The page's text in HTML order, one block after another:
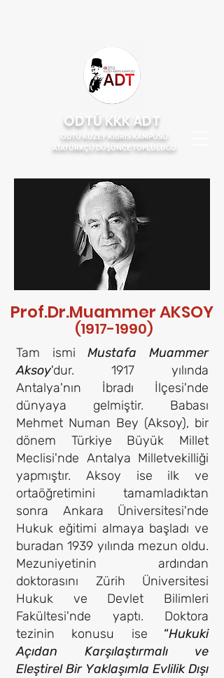
ODTÜ KKK ADT
ODTÜ KUZEY KIBRIS KAMPÜSÜ
ATATÜRKÇÜ DÜŞÜNCE TOPLULUĞU
Prof.Dr.Muammer AKSOY
(1917-1990)
Tam ismiMustafa Muammer
Aksoy'dur. 1917 yılında
Antalya'nın İbradı İlçesi'nde
dünyaya gelmiştir. Babası
Mehmet Numan Bey (Aksoy), bir
dönem Türkiye Büyük Millet
Meclisi'nde Antalya Milletvekilliği
yapmıştır. Aksoy ise ilk ve
ortaöğretimini tamamladıktan
sonra Ankara Üniversitesi'nde
Hukuk eğitimi almaya başladı ve
buradan 1939 yılında mezun oldu.
Mezuniyetinin ardından
doktorasını Zürih Üniversitesi
Hukuk ve Devlet Bilimleri
Fakültesi'nde yaptı. Doktora
tezinin konusu ise “Hukuki
Açıdan Karşılaştırmalı ve
Eleştirel Bir Yaklaşımla Evlilik Dışı